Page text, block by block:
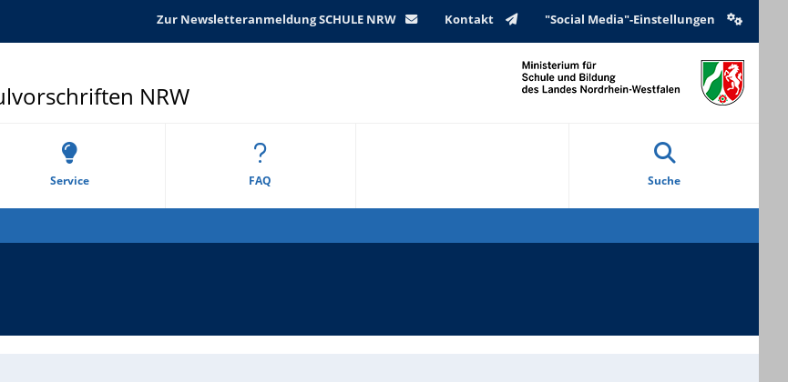
Zur Newsletteranmeldung SCHULE NRW Kontakt "Social Media"-Einstellungen
NRW
Service FAQ Suche